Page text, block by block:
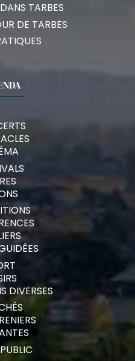
TARBES
DE TARBES
DIVERSES